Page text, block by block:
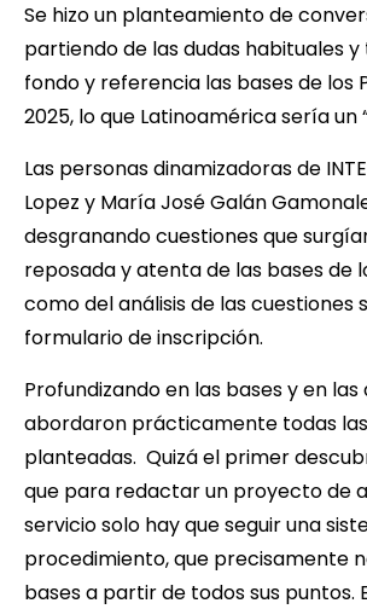
Se hizo un planteamiento de
partiendo de las dudas habituales
fondo y referencia las bases de los
2025, lo que Latinoamérica sería un
Las personas dinamizadoras de
Lopez y María José Galán
desgranando cuestiones que
reposada y atenta de las bases de
como del análisis de las cuestiones
formulario de inscripción.
Profundizando en las bases y en las
abordaron prácticamente todas
planteadas. Quizá el primer
que para redactar un proyecto de
servicio solo hay que seguir una
procedimiento, que precisamente
bases a partir de todos sus puntos.